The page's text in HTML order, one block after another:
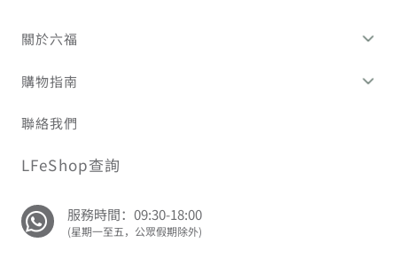
關於六福
購物指南
聯絡我們
LFeShop查詢
服務時間：09:30-18:00
(星期一至五，公眾假期除外)